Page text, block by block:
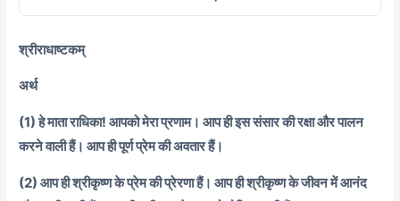
श्रीराधाष्टकम्
अर्थ
(1) हे माता राधिका! आपको मेरा प्रणाम। आप ही इस संसार की रक्षा और पालन
करने वाली हैं। आप ही पूर्ण प्रेम की अवतार हैं।
(2) आप ही श्रीकृष्ण के प्रेम की प्रेरणा हैं। आप ही श्रीकृष्ण के जीवन में आनंद